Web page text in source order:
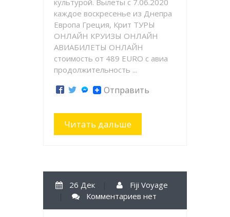
культурой. Вылеты с 7.06.2020
каждое воскресенье из Днепра
Европа Греция, Крит ТУРЫ
ОНЛАЙН КРУИЗЫ ОНЛАЙН
АВИАБИЛЕТЫ ОНЛАЙН
стоимость от 489 EURO с авиа
продолжительность ...
Отправить
Читать дальше
26 Дек
Fiji Voyage
Комментариев нет